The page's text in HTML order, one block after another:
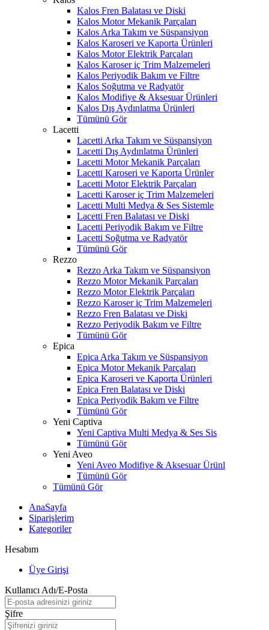
Kalos Fren Balatası ve Diski
Kalos Motor Mekanik Parçaları
Kalos Arka Takım ve Süspansiyon
Kalos Karoseri ve Kaporta Ürünleri
Kalos Motor Elektrik Parçaları
Kalos Karoser iç Trim Malzemeleri
Kalos Periyodik Bakım ve Filtre
Kalos Soğutma ve Radyatör
Kalos Modifiye & Aksesuar Ürünleri
Kalos Dış Aydınlatma Ürünleri
Tümünü Gör
Lacetti
Lacetti Arka Takım ve Süspansiyon
Lacetti Dış Aydınlatma Ürünleri
Lacetti Motor Mekanik Parçaları
Lacetti Karoseri ve Kaporta Ürünler
Lacetti Motor Elektrik Parçaları
Lacetti Karoser iç Trim Malzemeleri
Lacetti Multi Medya & Ses Sistemle
Lacetti Fren Balatası ve Diski
Lacetti Periyodik Bakım ve Filtre
Lacetti Soğutma ve Radyatör
Tümünü Gör
Rezzo
Rezzo Arka Takım ve Süspansiyon
Rezzo Motor Mekanik Parçaları
Rezzo Motor Elektrik Parçaları
Rezzo Karoser iç Trim Malzemeleri
Rezzo Fren Balatası ve Diski
Rezzo Periyodik Bakım ve Filtre
Tümünü Gör
Epica
Epica Arka Takım ve Süspansiyon
Epica Motor Mekanik Parçaları
Epica Karoseri ve Kaporta Ürünleri
Epica Fren Balatası ve Diski
Epica Periyodik Bakım ve Filtre
Tümünü Gör
Yeni Captiva
Yeni Captiva Multi Medya & Ses Sis
Tümünü Gör
Yeni Aveo
Yeni Aveo Modifiye & Aksesuar Ürünl
Tümünü Gör
Tümünü Gör
AnaSayfa
Siparişlerim
Kategoriler
Hesabım
Üye Girişi
Kullanıcı Adı/E-Posta
Şifre